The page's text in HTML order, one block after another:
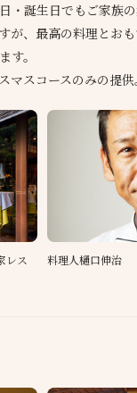
・誕生日でもご家族
が、最高の料理とお
す。
マスコースのみの提供
レス
料理人樋口伸治